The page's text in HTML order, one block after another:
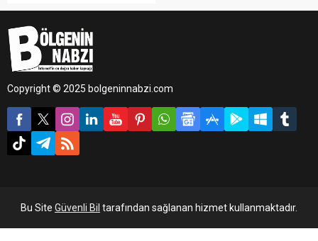
bünyesinde Bilim İletişimi
Ofisi kuruldu ve açılışı
gerçekleştirildi.
Copyright © 2025 bolgeninnabzi.com
Bu Site Güvenli Bil tarafından sağlanan hizmet kullanmaktadır.